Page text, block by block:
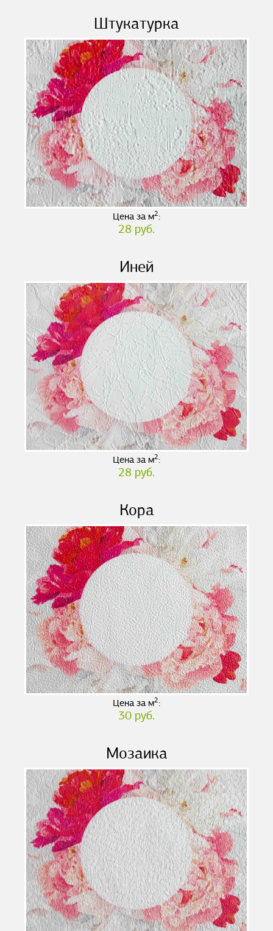
Штукатурка
Цена за м2:
28 руб.
Иней
Цена за м2:
28 руб.
Кора
Цена за м2:
30 руб.
Мозаика